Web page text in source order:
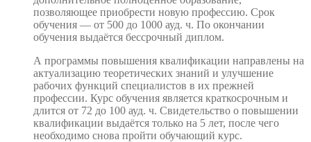
позволяющее приобрести новую профессию. Срок
обучения — от 500 до 1000 ауд. ч. По окончании
обучения выдаётся бессрочный диплом.
А программы повышения квалификации направлены на
актуализацию теоретических знаний и улучшение
рабочих функций специалистов в их прежней
профессии. Курс обучения является краткосрочным и
длится от 72 до 100 ауд. ч. Свидетельство о повышении
квалификации выдаётся только на 5 лет, после чего
необходимо снова пройти обучающий курс.